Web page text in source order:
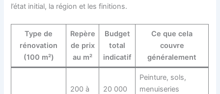
l’état initial, la région et les finitions.
Type de
rénovation
(100 m²)
Repère
de prix
au m²
Budget
total
indicatif
Ce que cela
couvre
généralement
200 à
20 000
Peinture, sols,
menuiseries